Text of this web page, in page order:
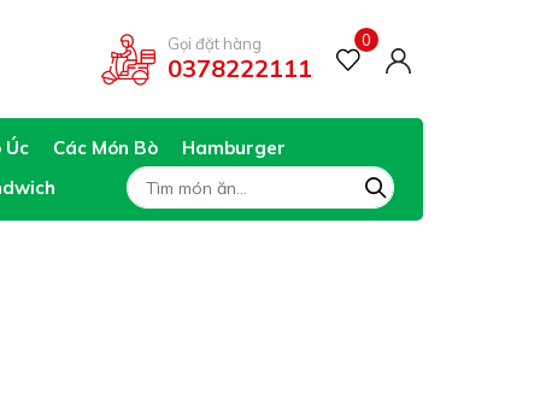
Gọi đặt hàng
0378222111
0
Úc Các Món Bò
Hamburger